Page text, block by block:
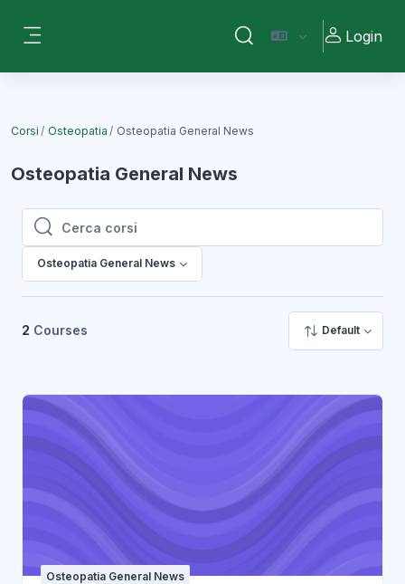
Attiva/disattiva input di
Login
Corsi Osteopatia Osteopatia General News
Osteopatia General News
Cerca corsi
Cerca corsi
Osteopatia General News
2 Courses Default
Osteopatia General News